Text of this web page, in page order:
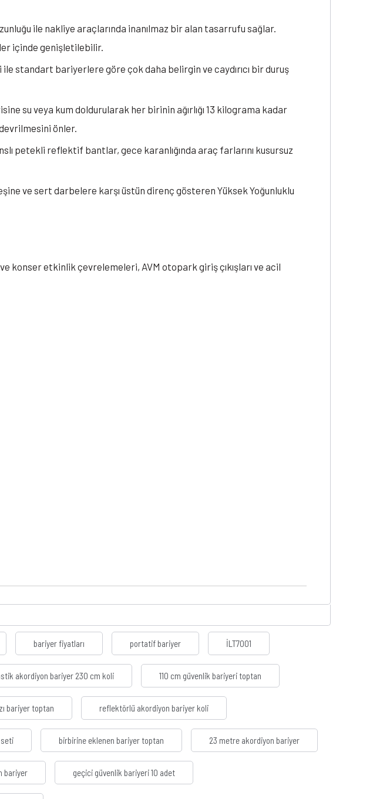
ile nakliye araçlarında inanılmaz bir alan tasarrufu sağlar.
içinde genişletilebilir.
standart bariyerlere göre çok daha belirgin ve caydırıcı bir duruş
su veya kum doldurularak her birinin ağırlığı 13 kilograma kadar
önler.
petekli reflektif bantlar, gece karanlığında araç farlarını kusursuz
ve sert darbelere karşı üstün direnç gösteren Yüksek Yoğunluklu
konser etkinlik çevrelemeleri, AVM otopark giriş çıkışları ve acil
bariyer fiyatları portatif bariyer İLT7001
akordiyon bariyer 230 cm koli 110 cm güvenlik bariyeri toptan
bariyer toptan reflektörlü akordiyon bariyer koli
birbirine eklenen bariyer toptan 23 metre akordiyon bariyer
bariyer geçici güvenlik bariyeri 10 adet